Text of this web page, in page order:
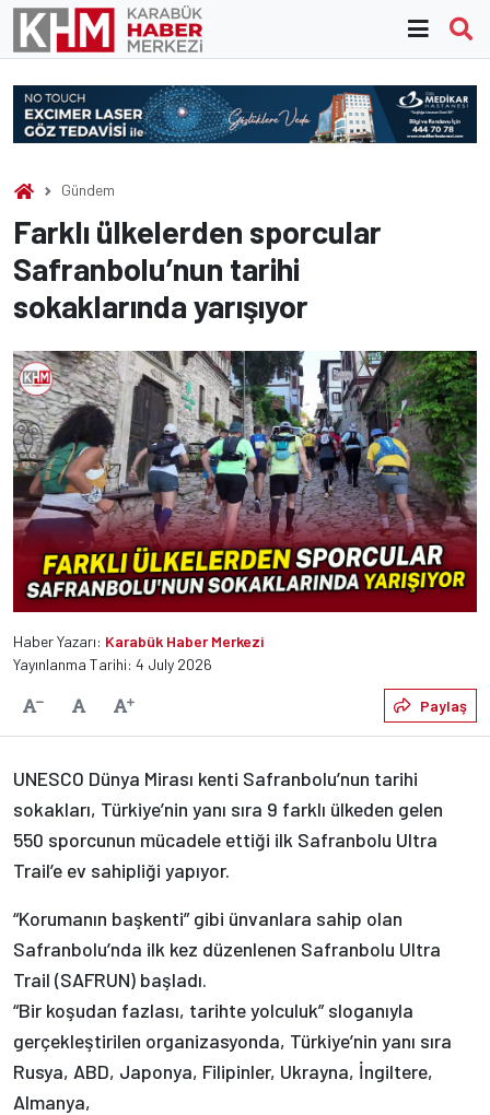
Skip
content
Gündem
Farklı ülkelerden sporcular
Safranbolu’nun tarihi
sokaklarında yarışıyor
Haber Yazarı: Karabük Haber Merkezi
Yayınlanma Tarihi: 4 July 2026
Yazıyı KüçültVarsayılanYazıyı Büyüt Paylaş
UNESCO Dünya Mirası kenti Safranbolu’nun tarihi
sokakları, Türkiye’nin yanı sıra 9 farklı ülkeden gelen
550 sporcunun mücadele ettiği ilk Safranbolu Ultra
Trail’e ev sahipliği yapıyor.
“Korumanın başkenti” gibi ünvanlara sahip olan
Safranbolu’nda ilk kez düzenlenen Safranbolu Ultra
Trail (SAFRUN) başladı.
“Bir koşudan fazlası, tarihte yolculuk” sloganıyla
gerçekleştirilen organizasyonda, Türkiye’nin yanı sıra
Rusya, ABD, Japonya, Filipinler, Ukrayna, İngiltere,
Almanya,